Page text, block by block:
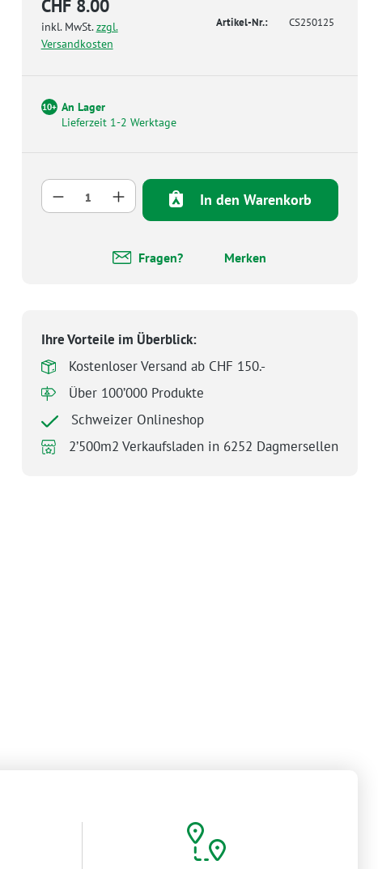
CHF 8.00
inkl. MwSt.zzgl.
Versandkosten
Artikel-Nr.: CS250125
10+ An Lager
Lieferzeit 1-2 Werktage
Produkt Anzahl: Gib den gewünschten
In den Warenkorb
Fragen? Merken
Ihre Vorteile im Überblick:
Kostenloser Versand ab CHF 150.-
Über 100’000 Produkte
Schweizer Onlineshop
2’500m2 Verkaufsladen in 6252 Dagmersellen